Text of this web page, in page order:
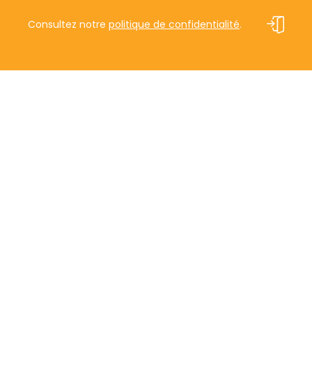
Consultez notrepolitique de confidentialité.